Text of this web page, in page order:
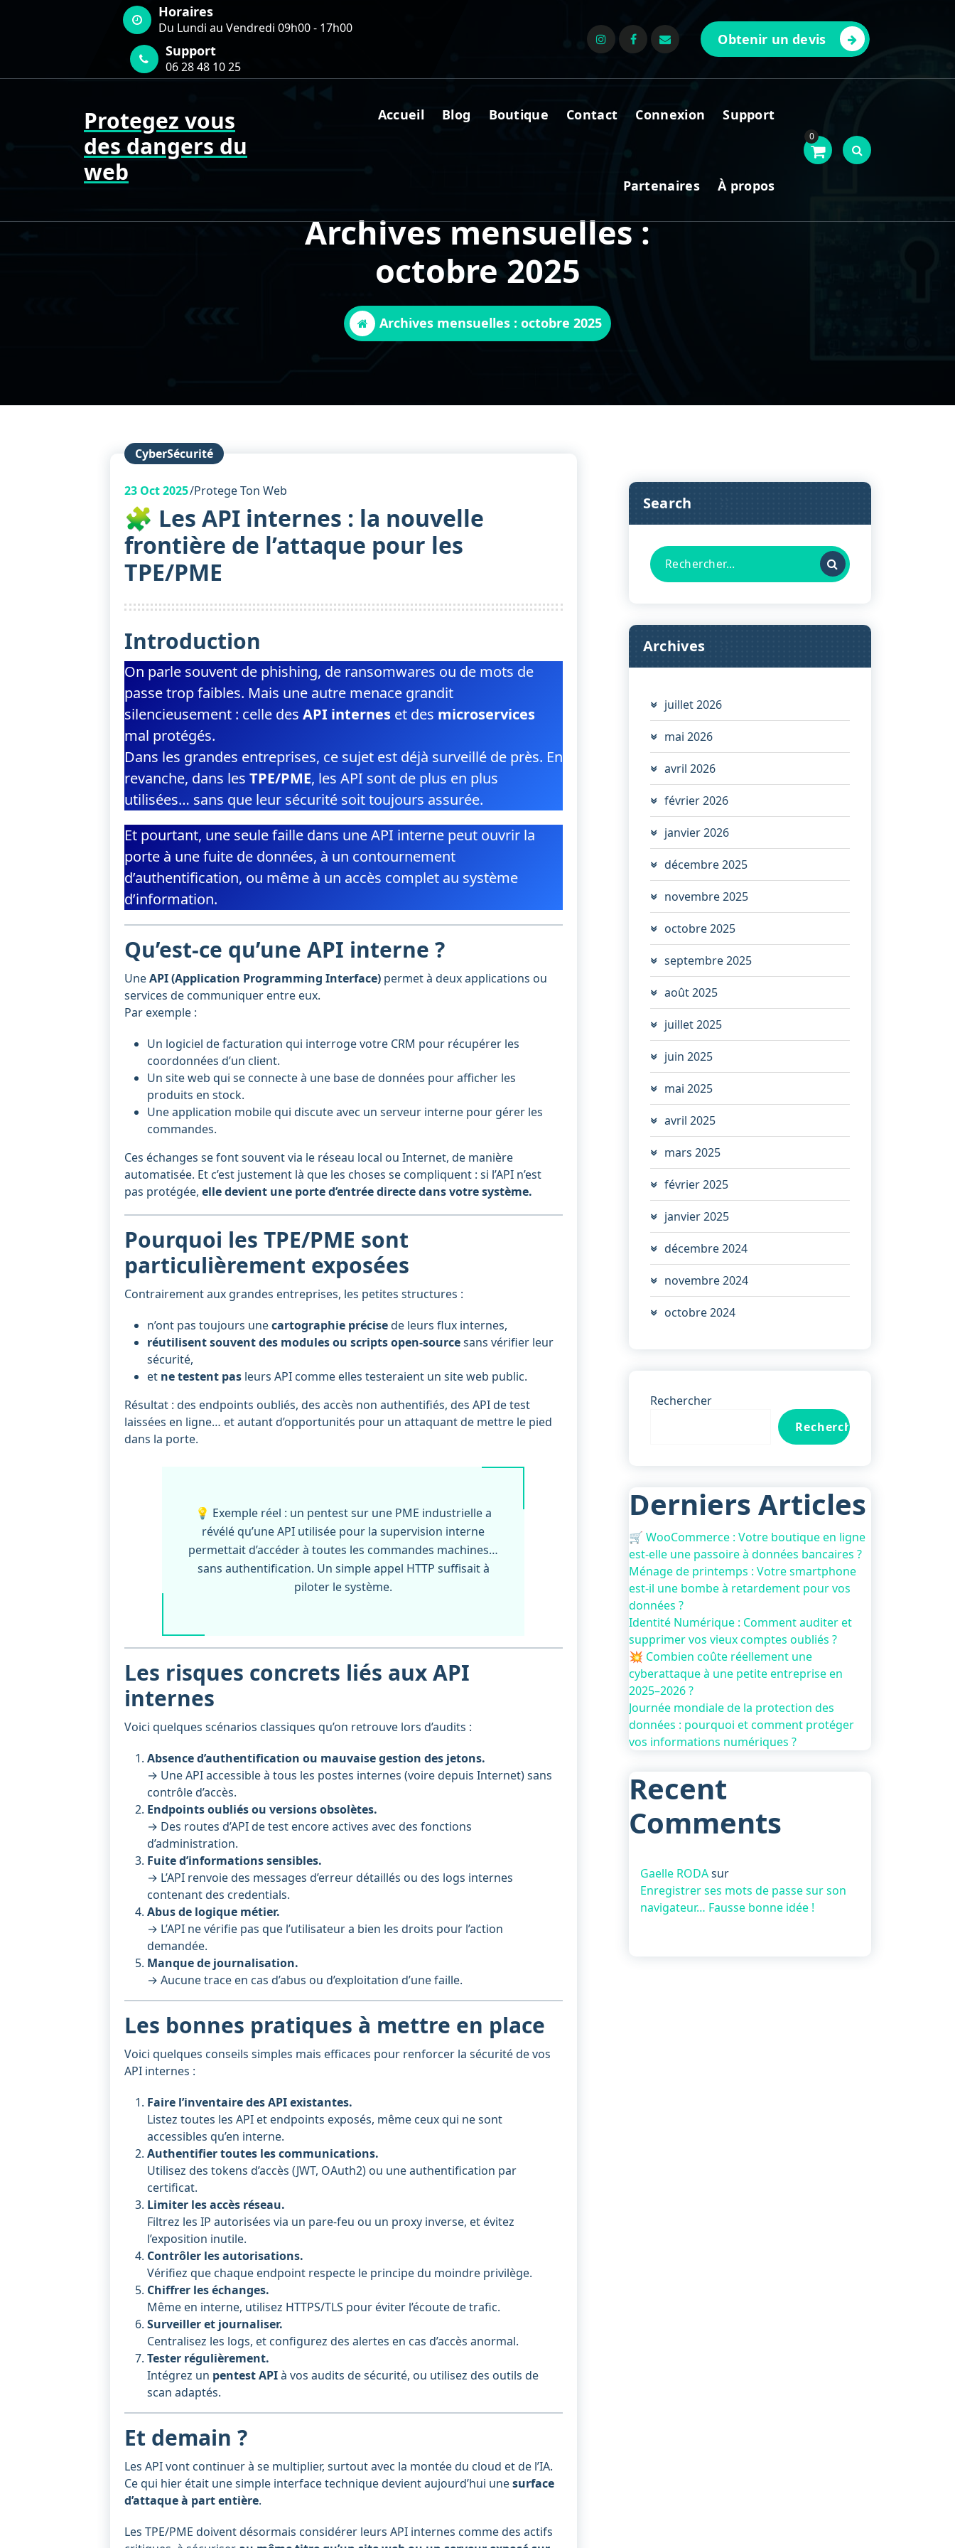
Horaires
Du Lundi au Vendredi 09h00 - 17h00
Support
06 28 48 10 25
Obtenir un devis
Protegez vous
des dangers du
web
Accueil Blog Boutique Contact Connexion Support
Partenaires À propos
0
Archives mensuelles :
octobre 2025
Archives mensuelles : octobre 2025
CyberSécurité
23Oct 2025 Protege Ton Web
🧩 Les API internes : la nouvelle
frontière de l’attaque pour les
TPE/PME
Introduction
On parle souvent de phishing, de ransomwares ou de mots de
passe trop faibles. Mais une autre menace grandit
silencieusement : celle des API interneset des microservices
mal protégés.
Dans les grandes entreprises, ce sujet est déjà surveillé de près. En
revanche, dans les TPE/PME, les API sont de plus en plus
utilisées… sans que leur sécurité soit toujours assurée.
Et pourtant, une seule faille dans une API interne peut ouvrir la
porte à une fuite de données, à un contournement
d’authentification, ou même à un accès complet au système
d’information.
Qu’est-ce qu’une API interne ?
UneAPI (Application Programming Interface)permet à deux applications ou
services de communiquer entre eux.
Par exemple :
Un logiciel de facturation qui interroge votre CRM pour récupérer les
coordonnées d’un client.
Un site web qui se connecte à une base de données pour afficher les
produits en stock.
Une application mobile qui discute avec un serveur interne pour gérer les
commandes.
Ces échanges se font souvent via le réseau local ou Internet, de manière
automatisée. Et c’est justement là que les choses se compliquent : si l’API n’est
pas protégée, elle devient une porte d’entrée directe dans votre système.
Pourquoi les TPE/PME sont
particulièrement exposées
Contrairement aux grandes entreprises, les petites structures :
n’ont pas toujours unecartographie précisede leurs flux internes,
réutilisent souvent des modules ou scripts open-sourcesans vérifier leur
sécurité,
et ne testent pasleurs API comme elles testeraient un site web public.
Résultat : des endpoints oubliés, des accès non authentifiés, des API de test
laissées en ligne… et autant d’opportunités pour un attaquant de mettre le pied
dans la porte.
💡 Exemple réel : un pentest sur une PME industrielle a
révélé qu’une API utilisée pour la supervision interne
permettait d’accéder à toutes les commandes machines…
sans authentification. Un simple appel HTTP suffisait à
piloter le système.
Les risques concrets liés aux API
internes
Voici quelques scénarios classiques qu’on retrouve lors d’audits :
Absence d’authentification ou mauvaise gestion des jetons.
→ Une API accessible à tous les postes internes (voire depuis Internet) sans
contrôle d’accès.
Endpoints oubliés ou versions obsolètes.
→ Des routes d’API de test encore actives avec des fonctions
d’administration.
Fuite d’informations sensibles.
→ L’API renvoie des messages d’erreur détaillés ou des logs internes
contenant des credentials.
Abus de logique métier.
→ L’API ne vérifie pas que l’utilisateur a bien les droits pour l’action
demandée.
Manque de journalisation.
→ Aucune trace en cas d’abus ou d’exploitation d’une faille.
Les bonnes pratiques à mettre en place
Voici quelques conseils simples mais efficaces pour renforcer la sécurité de vos
API internes :
Faire l’inventaire des API existantes.
Listez toutes les API et endpoints exposés, même ceux qui ne sont
accessibles qu’en interne.
Authentifier toutes les communications.
Utilisez des tokens d’accès (JWT, OAuth2) ou une authentification par
certificat.
Limiter les accès réseau.
Filtrez les IP autorisées via un pare-feu ou un proxy inverse, et évitez
l’exposition inutile.
Contrôler les autorisations.
Vérifiez que chaque endpoint respecte le principe du moindre privilège.
Chiffrer les échanges.
Même en interne, utilisez HTTPS/TLS pour éviter l’écoute de trafic.
Surveiller et journaliser.
Centralisez les logs, et configurez des alertes en cas d’accès anormal.
Tester régulièrement.
Intégrez un pentest APIà vos audits de sécurité, ou utilisez des outils de
scan adaptés.
Et demain ?
Les API vont continuer à se multiplier, surtout avec la montée du cloud et de l’IA.
Ce qui hier était une simple interface technique devient aujourd’hui unesurface
d’attaque à part entière.
Les TPE/PME doivent désormais considérer leurs API internes comme des actifs
Search
Recherche
pour :
Archives
juillet 2026
mai 2026
avril 2026
février 2026
janvier 2026
décembre 2025
novembre 2025
octobre 2025
septembre 2025
août 2025
juillet 2025
juin 2025
mai 2025
avril 2025
mars 2025
février 2025
janvier 2025
décembre 2024
novembre 2024
octobre 2024
Rechercher
Rechercher
Derniers Articles
🛒 WooCommerce : Votre boutique en ligne
est-elle une passoire à données bancaires ?
Ménage de printemps : Votre smartphone
est-il une bombe à retardement pour vos
données ?
Identité Numérique : Comment auditer et
supprimer vos vieux comptes oubliés ?
💥 Combien coûte réellement une
cyberattaque à une petite entreprise en
2025–2026 ?
Journée mondiale de la protection des
données : pourquoi et comment protéger
vos informations numériques ?
Recent
Comments
Gaelle RODAsur
Enregistrer ses mots de passe sur son
navigateur… Fausse bonne idée !